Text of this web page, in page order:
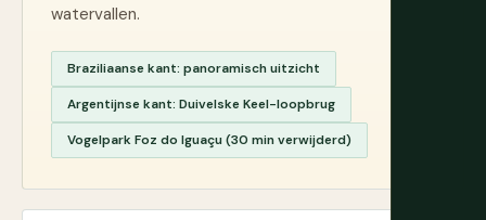
watervallen.
Braziliaanse kant: panoramisch uitzicht
Argentijnse kant: Duivelske Keel-loopbrug
Vogelpark Foz do Iguaçu (30 min verwijderd)